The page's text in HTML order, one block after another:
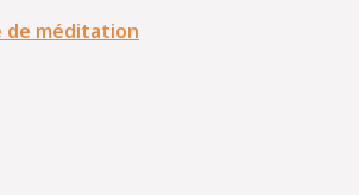
de méditation